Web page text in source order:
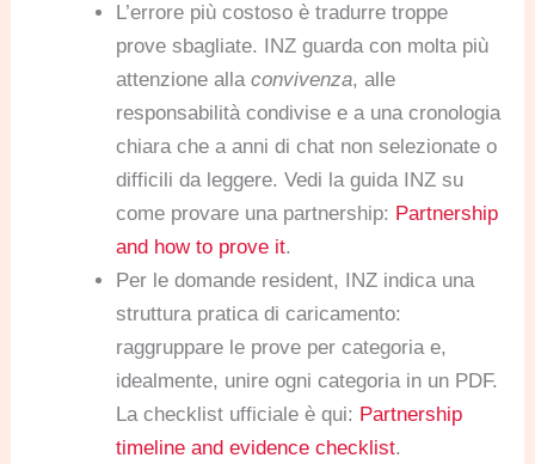
L’errore più costoso è tradurre troppe
prove sbagliate. INZ guarda con molta più
attenzione allaconvivenza, alle
responsabilità condivise e a una cronologia
chiara che a anni di chat non selezionate o
difficili da leggere. Vedi la guida INZ su
come provare una partnership: Partnership
and how to prove it.
Per le domande resident, INZ indica una
struttura pratica di caricamento:
raggruppare le prove per categoria e,
idealmente, unire ogni categoria in un PDF.
La checklist ufficiale è qui: Partnership
timeline and evidence checklist.